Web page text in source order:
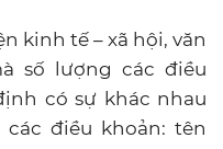
kinh tế – xã hội, văn
số lượng các điều
có sự khác nhau
điều khoản: tên